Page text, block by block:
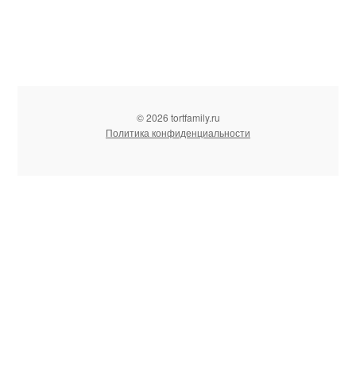
© 2026 tortfamily.ru
Политика конфиденциальности